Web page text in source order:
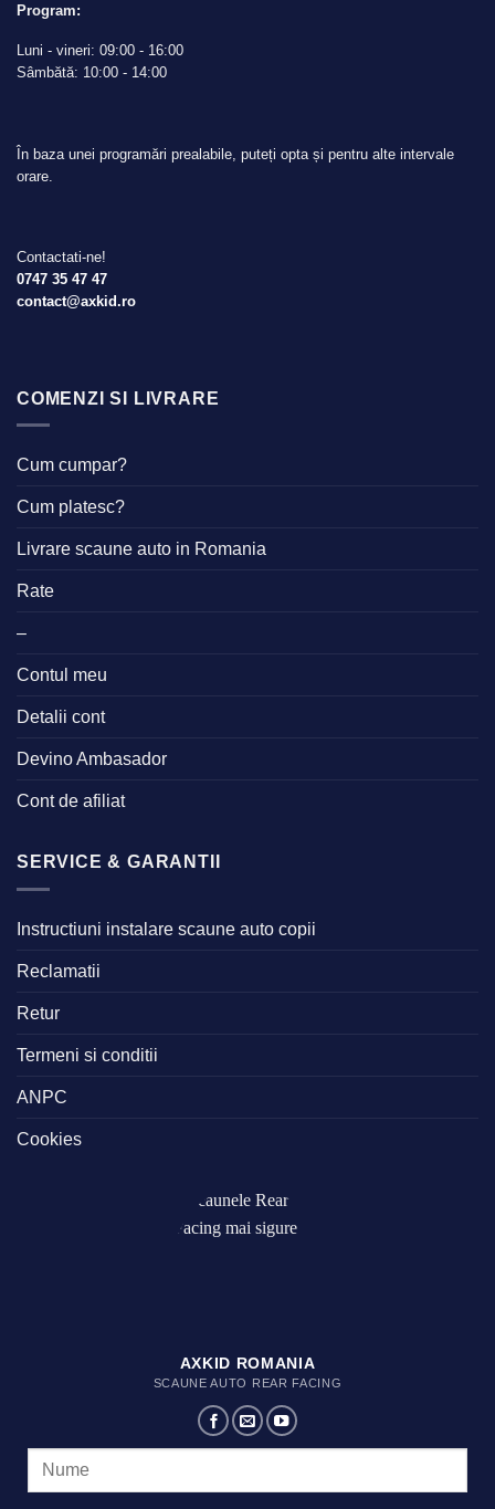
Program:
Luni - vineri: 09:00 - 16:00
Sâmbătă: 10:00 - 14:00
În baza unei programări prealabile, puteți opta și pentru alte intervale
orare.
Contactati-ne!
0747 35 47 47
contact@axkid.ro
COMENZI SI LIVRARE
Cum cumpar?
Cum platesc?
Livrare scaune auto in Romania
Rate
–
Contul meu
Detalii cont
Devino Ambasador
Cont de afiliat
SERVICE & GARANTII
Instructiuni instalare scaune auto copii
Reclamatii
Retur
Termeni si conditii
ANPC
Cookies
AXKID ROMANIA
SCAUNE AUTO REAR FACING